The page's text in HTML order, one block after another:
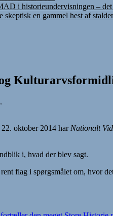
i historieundervisningen – det
en gammel hest af
22. oktober 2014 har Nationalt
i, hvad der blev sagt.
flag i spørgsmålet om, hvor